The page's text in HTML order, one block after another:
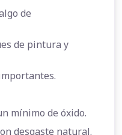
de
de pintura y
mínimo de óxido.
desgaste natural.